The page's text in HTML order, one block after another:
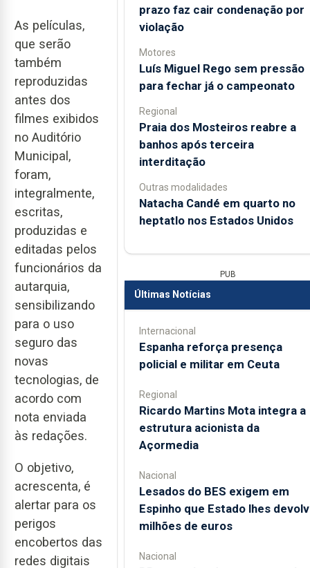
As películas,
que serão
também
reproduzidas
antes dos
filmes exibidos
no Auditório
Municipal,
foram,
integralmente,
escritas,
produzidas e
editadas pelos
funcionários da
autarquia,
sensibilizando
para o uso
seguro das
novas
tecnologias, de
acordo com
nota enviada
às redações.
O objetivo,
acrescenta, é
alertar para os
perigos
encobertos das
redes digitais
prazo faz cair condenação por
violação
Motores
Luís Miguel Rego sem pressão
para fechar já o campeonato
Regional
Praia dos Mosteiros reabre a
banhos após terceira
interditação
Outras modalidades
Natacha Candé em quarto no
heptatlo nos Estados Unidos
PUB
Últimas Notícias
Internacional
Espanha reforça presença
policial e militar em Ceuta
Regional
Ricardo Martins Mota integra a
estrutura acionista da
Açormedia
Nacional
Lesados do BES exigem em
Espinho que Estado lhes
milhões de euros
Nacional